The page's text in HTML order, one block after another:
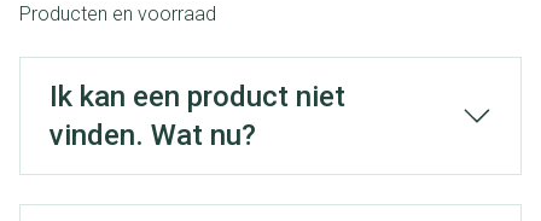
Producten en voorraad
Ik kan een product niet
vinden. Wat nu?